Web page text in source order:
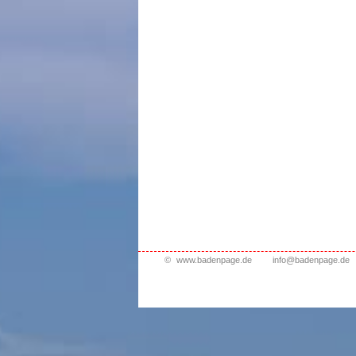
© www.badenpage.de info@badenpage.de